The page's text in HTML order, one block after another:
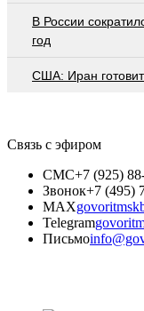
В России
год
США: Иран
Связь с эфиром
СМС+7 (925)
Звонок+7 (495)
MAX
Telegram
Письмо